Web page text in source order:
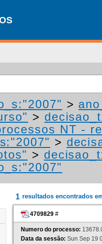
>
>
NT -
>
>
1 resultados encontrados
4709829 #
Numero do processo:
Data da sessão: Sun Sep 19